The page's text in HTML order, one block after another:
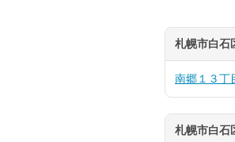
札幌市白石
南郷１３丁
札幌市白石